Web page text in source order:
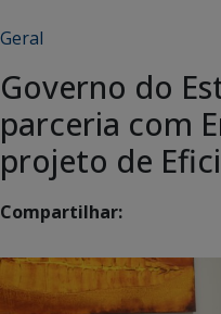
Geral
Governo do
parceria com
projeto de
Compartilhar: